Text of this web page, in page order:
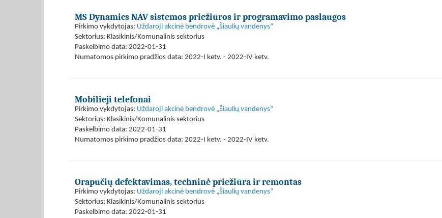
MS Dynamics NAV sistemos priežiūros ir programavimo paslaugos
Pirkimo vykdytojas: Uždaroji akcinė bendrovė „Šiaulių vandenys“
Sektorius: Klasikinis/Komunalinis sektorius
Paskelbimo data: 2022-01-31
Numatomos pirkimo pradžios data: 2022-I ketv. - 2022-IV ketv.
Mobilieji telefonai
Pirkimo vykdytojas: Uždaroji akcinė bendrovė „Šiaulių vandenys“
Sektorius: Klasikinis/Komunalinis sektorius
Paskelbimo data: 2022-01-31
Numatomos pirkimo pradžios data: 2022-I ketv. - 2022-IV ketv.
Orapučių defektavimas, techninė priežiūra ir remontas
Pirkimo vykdytojas: Uždaroji akcinė bendrovė „Šiaulių vandenys“
Sektorius: Klasikinis/Komunalinis sektorius
Paskelbimo data: 2022-01-31